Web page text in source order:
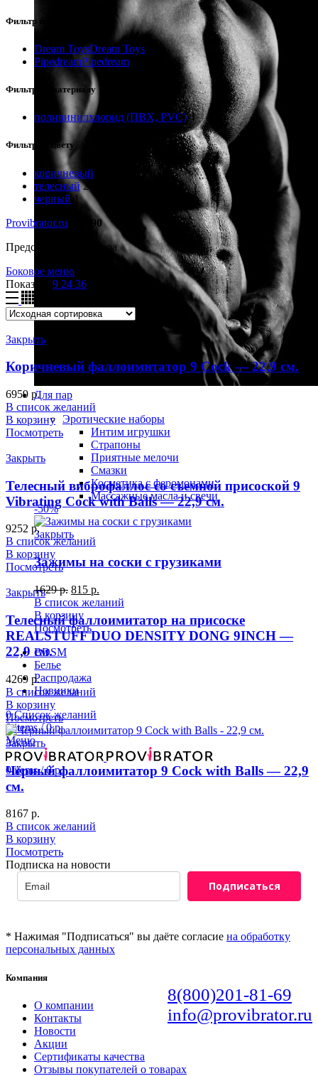
Для пар
Эротические наборы
Интим игрушки
Страпоны
Приятные мелочи
Смазки
Косметика с феромонами
Массажные масла и свечи
-50%
Закрыть
Зажимы на соски с грузиками
1629р. 815 р.
В список желаний
В корзину
Посмотреть
BDSM
Белье
Распродажа
Новинки
0Список желаний
0items / 0р.
Меню
0items / 0р.
Фильтр по бренду
Dream ToysDream Toys
PipedreamPipedream
Фильтр по материалу
поливинилхлорид (ПВХ, PVC) 4
Фильтр по цвету
коричневый
телесный 2
черный 1
Provibrator.ru
22.90
Представлено 4 товара
Боковое меню
Показать 9 24 36
Закрыть
Коричневый фаллоимитатор 9 Cock — 22,9 см.
6959 р.
В список желаний
В корзину
Посмотреть
Закрыть
Телесный виброфаллос со съемной присоской 9
Vibrating Cock with Balls — 22,9 см.
9252 р.
В список желаний
В корзину
Посмотреть
Закрыть
Телесный фаллоимитатор на присоске
REALSTUFF DUO DENSITY DONG 9INCH —
22,9 см.
4269 р.
В список желаний
В корзину
Посмотреть
Закрыть
Чёрный фаллоимитатор 9 Cock with Balls — 22,9
см.
8167 р.
В список желаний
В корзину
Посмотреть
Подписка на новости
Подписаться
* Нажимая "Подписаться" вы даёте согласие на обработку
персональных данных
8(800)201-81-69
info@provibrator.ru
Компания
О компании
Контакты
Новости
Акции
Сертификаты качества
Отзывы покупателей о товарах